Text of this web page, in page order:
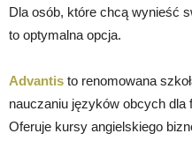
Dla osób, które chcą wynieść
to optymalna opcja.
Advantis to renomowana
nauczaniu języków obcych dla
Oferuje kursy angielskiego